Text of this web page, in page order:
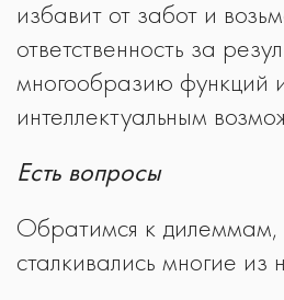
избавит от забот и
ответственность за
многообразию функций
интеллектуальным
Есть вопросы
Обратимся к дилеммам,
сталкивались многие из